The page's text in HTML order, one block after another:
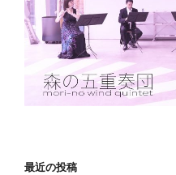
最近の投稿